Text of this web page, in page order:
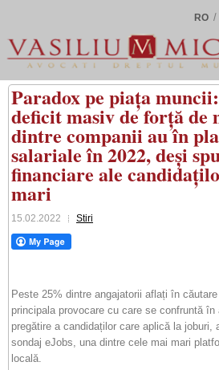
RO /
Paradox pe piața
deficit masiv de forță de
dintre companii au în
salariale în 2022, deși
financiare ale
mari
15.02.2022 Stiri
Peste 25% dintre angajatorii aflați în
principala provocare cu care se confruntă
pregătire a candidaților care aplică la joburi,
sondaj eJobs, una dintre cele mai mari
locală.